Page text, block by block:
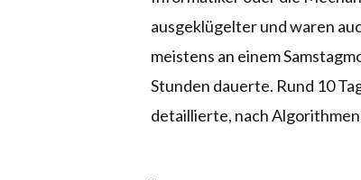
ausgeklügelter und waren
meistens an einem
Stunden dauerte. Rund 10
detaillierte, nach